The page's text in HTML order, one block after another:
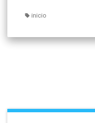
inicio
s